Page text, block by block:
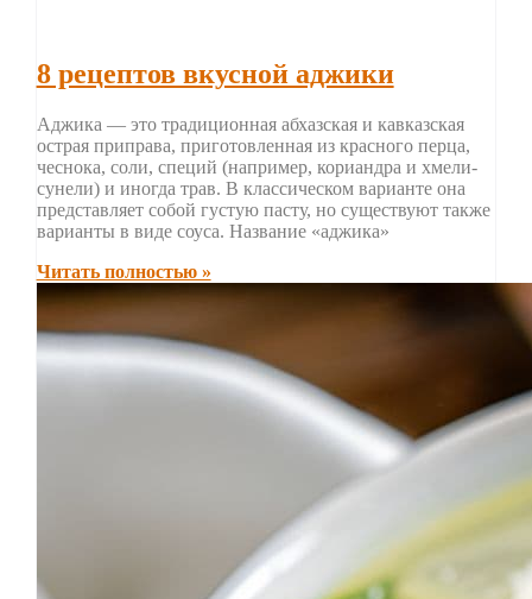
8 рецептов вкусной аджики
Аджика — это традиционная абхазская и кавказская
острая приправа, приготовленная из красного перца,
чеснока, соли, специй (например, кориандра и хмели-
сунели) и иногда трав. В классическом варианте она
представляет собой густую пасту, но существуют также
варианты в виде соуса. Название «аджика»
Читать полностью »